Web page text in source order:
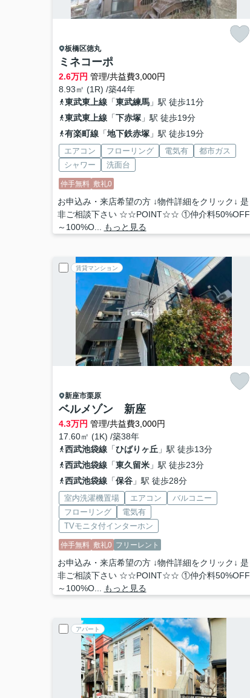
板橋区徳丸
ミネコーポ
2.6万円 管理/共益費3,000円
8.93㎡ (1R) /築44年
東武東上線「東武練馬」駅 徒歩11分
東武東上線「下赤塚」駅 徒歩19分
有楽町線「地下鉄赤塚」駅 徒歩19分
エアコン フローリング 電気有
都市ガス
シャワー
洗面台
仲手無料 敷礼0
お申込み・来店希望の方 ↓物件詳細をクリック↓ 是
非ご相談下さい ☆☆POINT☆☆ ①仲介料50%OFF
～100%O...
もっと見る
賃貸マンション
新座市栗原
ベルメゾン 新座
4.3万円 管理/共益費3,000円
17.60㎡ (1K) /築38年
西武池袋線「ひばりヶ丘 」駅 徒歩13分
西武池袋線「東久留米」駅 徒歩23分
西武池袋線「保谷」駅 徒歩28分
室内洗濯機置場 エアコン
バルコニー
フローリング
電気有
TVモニタ付インターホン
仲手無料 敷礼0 フリーレント
お申込み・来店希望の方 ↓物件詳細をクリック↓ 是
非ご相談下さい ☆☆POINT☆☆ ①仲介料50%OFF
～100%O...
もっと見る
アパート